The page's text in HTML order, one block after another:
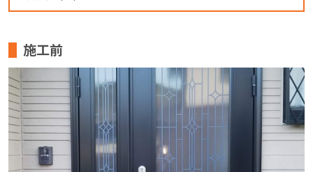
施工前